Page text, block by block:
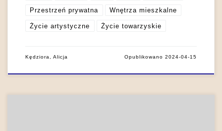
Przestrzeń prywatna Wnętrza mieszkalne
Życie artystyczne Życie towarzyskie
Kędziora, Alicja Opublikowano2024-04-15